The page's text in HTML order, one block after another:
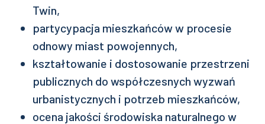
Twin,
partycypacja mieszkańców w procesie
odnowy miast powojennych,
kształtowanie i dostosowanie przestrzeni
publicznych do współczesnych wyzwań
urbanistycznych i potrzeb mieszkańców,
ocena jakości środowiska naturalnego w